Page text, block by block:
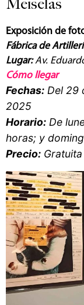
Meiselas
Exposición de
Fábrica de
Lugar:Av.
Cómo llegar
Fechas: Del 29
2025
Horario: De
horas; y
Precio: Gratuita